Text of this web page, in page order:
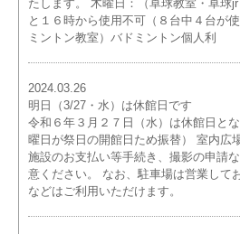
たします。 木曜日：（卓球教室・卓球
と１６時から使用不可（８台中４台が
ミントン教室）バドミントン個人利
2024.03.26
明日（3/27・水）は休館日です
令和６年３月２７日（水）は休館日と
曜日が祭日の開館日ため振替） 室内広
施設のお支払い等手続き、撮影の申請
意ください。 なお、駐車場は営業して
などはご利用いただけます。